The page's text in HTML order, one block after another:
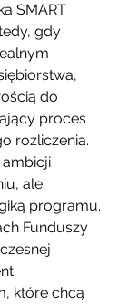
SMART
gdy
do
proces
rozliczenia.
ambicji
ale
programu.
Funduszy
które chcą